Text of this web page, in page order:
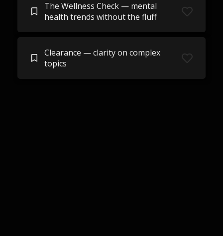
The Wellness Check — mental
health trends without the fluff
Clearance — clarity on complex
topics